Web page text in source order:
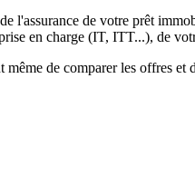
l'assurance de votre prêt
en charge (IT, ITT...), de
même de comparer les offres et